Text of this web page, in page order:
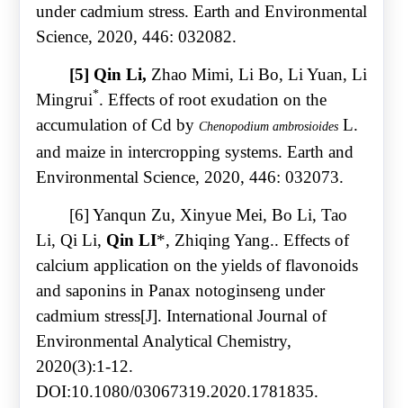
under cadmium stress. Earth and Environmental
Science, 2020, 446: 032082.
[5] Qin Li, Zhao Mimi, Li Bo, Li Yuan, Li
Mingrui*. Effects of root exudation on the
accumulation of Cd by Chenopodium ambrosioidesL.
and maize in intercropping systems. Earth and
Environmental Science, 2020, 446: 032073.
[6] Yanqun Zu, Xinyue Mei, Bo Li, Tao
Li, Qi Li, Qin LI*, Zhiqing Yang.. Effects of
calcium application on the yields of flavonoids
and saponins in Panax notoginseng under
cadmium stress[J]. International Journal of
Environmental Analytical Chemistry,
2020(3):1-12.
DOI:10.1080/03067319.2020.1781835.